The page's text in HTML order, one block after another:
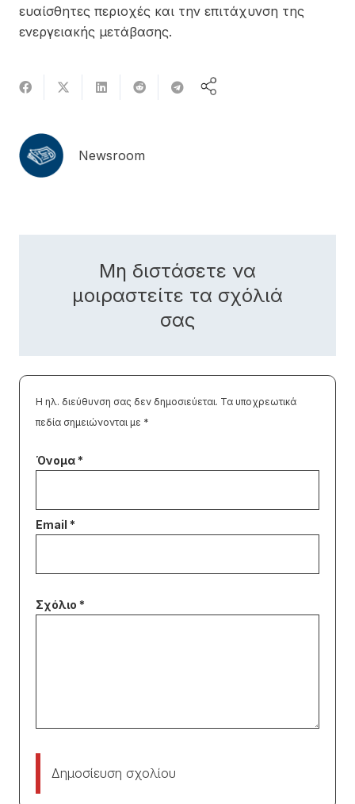
ευαίσθητες περιοχές και την επιτάχυνση της
ενεργειακής μετάβασης.
Newsroom
Μη διστάσετε να
μοιραστείτε τα σχόλιά
σας
Η ηλ. διεύθυνση σας δεν δημοσιεύεται. Τα υποχρεωτικά
πεδία σημειώνονται με *
Δημοσίευση σχολίου